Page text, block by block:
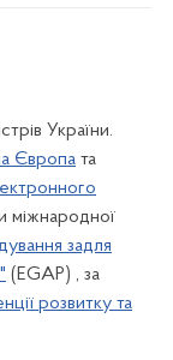
України.
Європа та
міжнародної
задля
(EGAP) , за
розвитку та